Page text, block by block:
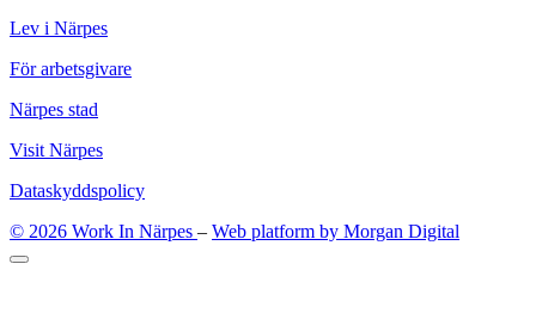
Lev i Närpes
För arbetsgivare
Närpes stad
Visit Närpes
Dataskyddspolicy
© 2026 Work In Närpes – Web platform by Morgan Digital
Tillbaka